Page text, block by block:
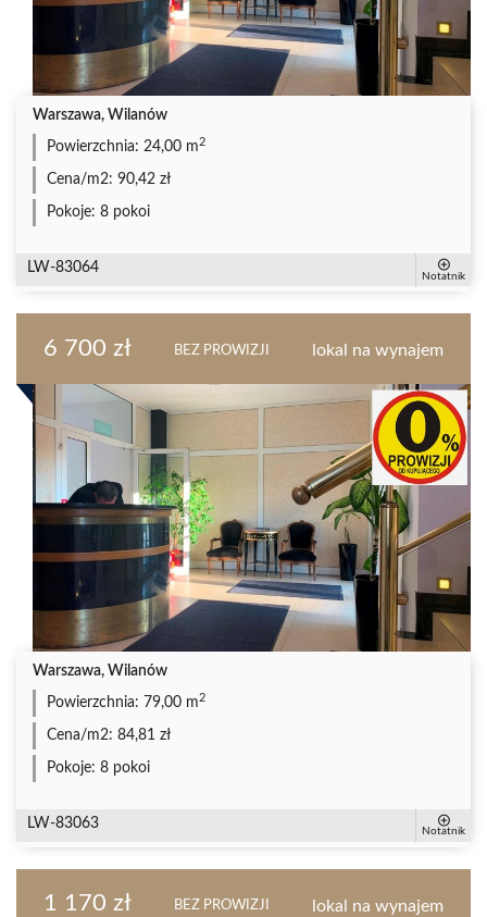
Warszawa, Wilanów
Powierzchnia: 24,00 m 2
Cena/m2: 90,42 zł
Pokoje: 8 pokoi
LW-83064
Notatnik
6 700 zł BEZ PROWIZJI lokal na wynajem
Warszawa, Wilanów
Powierzchnia: 79,00 m 2
Cena/m2: 84,81 zł
Pokoje: 8 pokoi
LW-83063
Notatnik
1 170 zł BEZ PROWIZJI lokal na wynajem